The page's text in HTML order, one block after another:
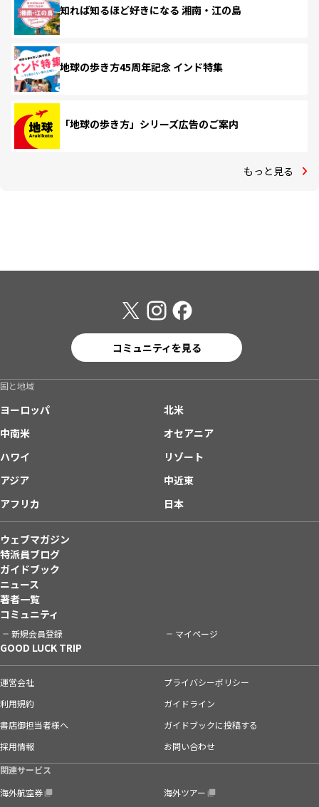
知れば知るほど好きになる 湘南・江の島
地球の歩き方45周年記念 インド特集
「地球の歩き方」シリーズ広告のご案内
もっと見る
コミュニティを見る
国と地域
ヨーロッパ
北米
中南米
オセアニア
ハワイ
リゾート
アジア
中近東
アフリカ
日本
ウェブマガジン
特派員ブログ
ガイドブック
ニュース
著者一覧
コミュニティ
新規会員登録 マイページ
GOOD LUCK TRIP
運営会社
プライバシーポリシー
利用規約
ガイドライン
書店御担当者様へ
ガイドブックに投稿する
採用情報
お問い合わせ
関連サービス
海外航空券
海外ツアー